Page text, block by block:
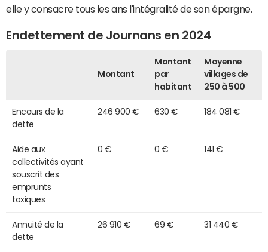
elle y consacre tous les ans l'intégralité de son épargne.
Endettement de Journans en 2024
Montant
Montant
par
habitant
Moyenne
villages de
250 à 500
Encours de la
dette
246 900 € 630 € 184 081 €
Aide aux
collectivités ayant
souscrit des
emprunts
toxiques
0 € 0 € 141 €
Annuité de la
dette
26 910 € 69 € 31 440 €